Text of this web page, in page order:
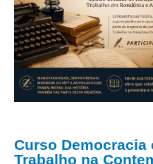
grau
Perguntas Frequentes
Eventos
Portal Execução
Portal Proad
Pequeno Valor
Curso Democracia
Trabalho na